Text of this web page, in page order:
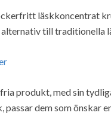
läskkoncentrat
till traditionella
produkt, med sin
passar dem som önskar